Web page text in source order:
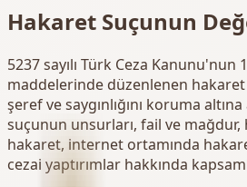
Hakaret Suçunun
5237 sayılı Türk Ceza Kanunu'nun
maddelerinde düzenlenen
şeref ve saygınlığını koruma
suçunun unsurları, fail ve mağdur,
hakaret, internet ortamında
cezai yaptırımlar hakkında